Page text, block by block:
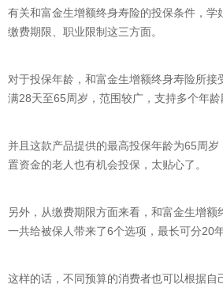
有关和富金生增额终身寿险的投保条件，学
缴费期限、职业限制这三方面。
对于投保年龄，和富金生增额终身寿险所接
满28天至65周岁，范围较广，支持多个年龄
并且这款产品提供的最高投保年龄为65周
置资金的老人也有机会投保，太贴心了。
另外，从缴费期限方面来看，和富金生增额
一共给被保人带来了6个选项，最长可分20年
这样的话，不同预算的消费者也可以根据自